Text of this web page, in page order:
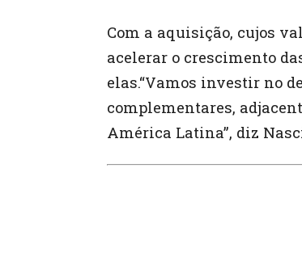
Com a aquisição, cujos
acelerar o crescimento
elas.“Vamos investir no
complementares,
América Latina”, diz